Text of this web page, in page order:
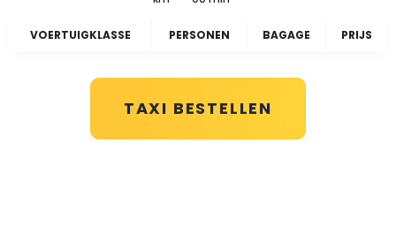
VOERTUIGKLASSE PERSONEN BAGAGE PRIJS
TAXI BESTELLEN